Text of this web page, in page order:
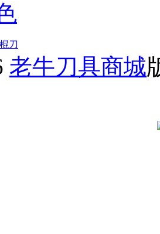
刀
老牛刀具商城